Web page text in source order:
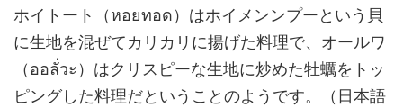
ホイトート（หอยทอด）はホイメンンプーという貝
に生地を混ぜてカリカリに揚げた料理で、オールワ
（ออลั่วะ）はクリスピーな生地に炒めた牡蠣をトッ
ピングした料理だということのようです。（日本語